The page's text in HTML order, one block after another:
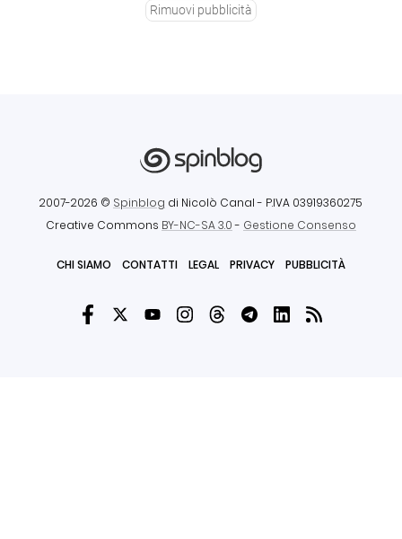
Rimuovi pubblicità
2007-2026 © Spinblog di Nicolò Canal - P.IVA 03919360275
Creative Commons BY-NC-SA 3.0- Gestione Consenso
CHI SIAMO CONTATTI LEGAL PRIVACY PUBBLICITÀ